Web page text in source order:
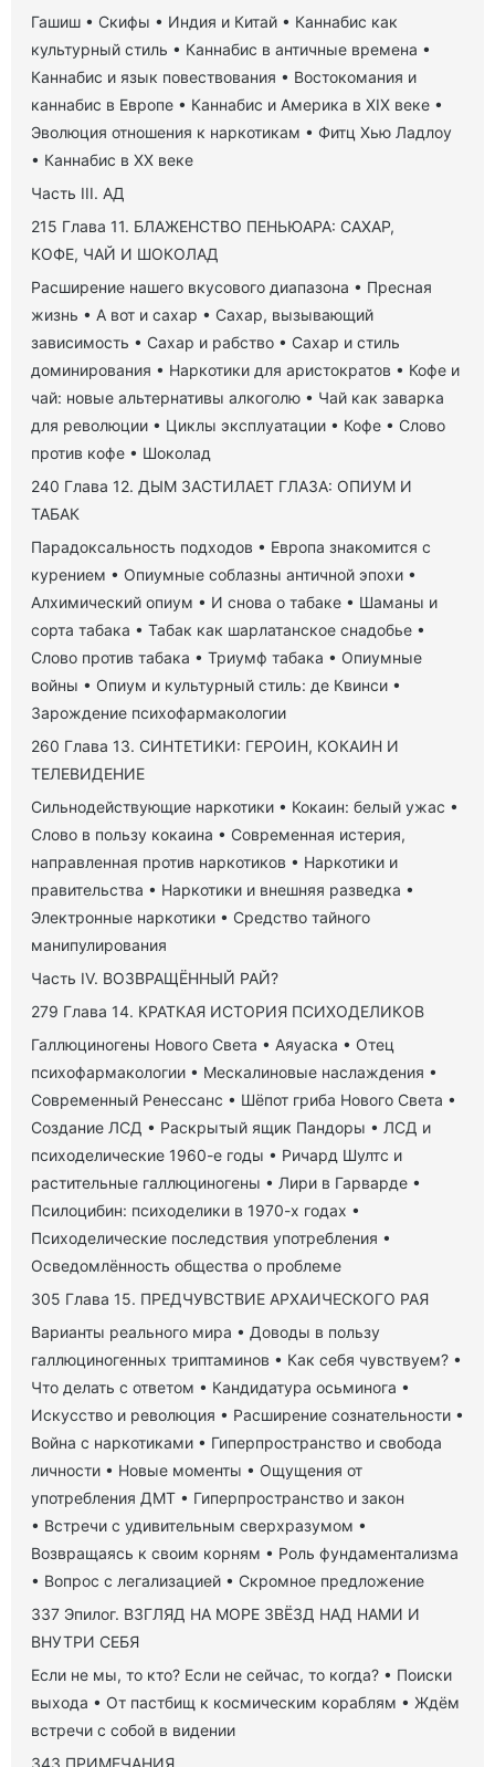
Гашиш • Скифы • Индия и Китай • Каннабис как
культурный стиль • Каннабис в античные времена •
Каннабис и язык повествования • Востокомания и
каннабис в Европе • Каннабис и Америка в XIX веке •
Эволюция отношения к наркотикам • Фитц Хью Ладлоу
• Каннабис в XX веке
Часть III. АД
215 Глава 11. БЛАЖЕНСТВО ПЕНЬЮАРА: САХАР,
КОФЕ, ЧАЙ И ШОКОЛАД
Расширение нашего вкусового диапазона • Пресная
жизнь • А вот и сахар • Сахар, вызывающий
зависимость • Сахар и рабство • Сахар и стиль
доминирования • Наркотики для аристократов • Кофе и
чай: новые альтернативы алкоголю • Чай как заварка
для революции • Циклы эксплуатации • Кофе • Слово
против кофе • Шоколад
240 Глава 12. ДЫМ ЗАСТИЛАЕТ ГЛАЗА: ОПИУМ И
ТАБАК
Парадоксальность подходов • Европа знакомится с
курением • Опиумные соблазны античной эпохи •
Алхимический опиум • И снова о табаке • Шаманы и
сорта табака • Табак как шарлатанское снадобье •
Слово против табака • Триумф табака • Опиумные
войны • Опиум и культурный стиль: де Квинси •
Зарождение психофармакологии
260 Глава 13. СИНТЕТИКИ: ГЕРОИН, КОКАИН И
ТЕЛЕВИДЕНИЕ
Сильнодействующие наркотики • Кокаин: белый ужас •
Слово в пользу кокаина • Современная истерия,
направленная против наркотиков • Наркотики и
правительства • Наркотики и внешняя разведка •
Электронные наркотики • Средство тайного
манипулирования
Часть IV. ВОЗВРАЩЁННЫЙ РАЙ?
279 Глава 14. КРАТКАЯ ИСТОРИЯ ПСИХОДЕЛИКОВ
Галлюциногены Нового Света • Аяуаска • Отец
психофармакологии • Мескалиновые наслаждения •
Современный Ренессанс • Шёпот гриба Нового Света •
Создание ЛСД • Раскрытый ящик Пандоры • ЛСД и
психоделические 1960-е годы • Ричард Шултс и
растительные галлюциногены • Лири в Гарварде •
Псилоцибин: психоделики в 1970-х годах •
Психоделические последствия употребления •
Осведомлённость общества о проблеме
305 Глава 15. ПРЕДЧУВСТВИЕ АРХАИЧЕСКОГО РАЯ
Варианты реального мира • Доводы в пользу
галлюциногенных триптаминов • Как себя чувствуем? •
Что делать с ответом • Кандидатура осьминога •
Искусство и революция • Расширение сознательности •
Война с наркотиками • Гиперпространство и свобода
личности • Новые моменты • Ощущения от
употребления ДМТ • Гиперпространство и закон
• Встречи с удивительным сверхразумом •
Возвращаясь к своим корням • Роль фундаментализма
• Вопрос с легализацией • Скромное предложение
337 Эпилог. ВЗГЛЯД НА МОРЕ ЗВЁЗД НАД НАМИ И
ВНУТРИ СЕБЯ
Если не мы, то кто? Если не сейчас, то когда? • Поиски
выхода • От пастбищ к космическим кораблям • Ждём
встречи с собой в видении
343 ПРИМЕЧАНИЯ